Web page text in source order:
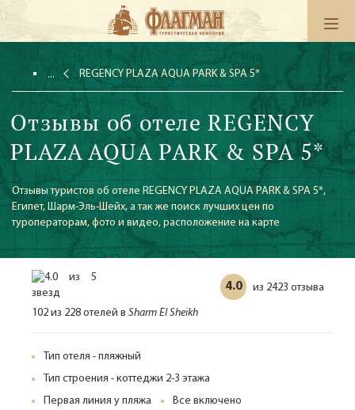
REGENCY PLAZA AQUA PARK & SPA 5*
Отзывы об отеле REGENCY
PLAZA AQUA PARK & SPA 5*
Отзывы туристов об отеле REGENCY PLAZA AQUA PARK & SPA 5*,
Египет, Шарм-Эль-Шейх, а так же поиск лучших цен по
туроператорам, фото и видео, расположение на карте
4.0 из 2423 отзыва
102 из 228 отелей в Sharm El Sheikh
Тип отеля - пляжный
Тип строения - коттеджи 2-3 этажа
Первая линия у пляжа
Все включено